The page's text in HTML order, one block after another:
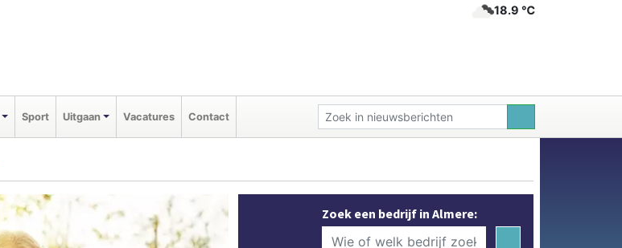
18.9 ℃
Sport Uitgaan Vacatures Contact
Zoek een bedrijf in Almere: